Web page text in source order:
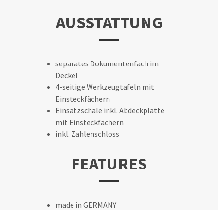
AUSSTATTUNG
separates Dokumentenfach im
Deckel
4-seitige Werkzeugtafeln mit
Einsteckfächern
Einsatzschale inkl. Abdeckplatte
mit Einsteckfächern
inkl. Zahlenschloss
FEATURES
made in GERMANY